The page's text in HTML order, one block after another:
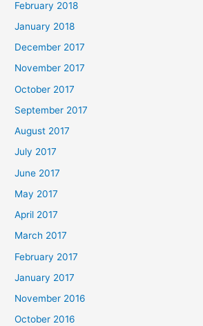
February 2018
January 2018
December 2017
November 2017
October 2017
September 2017
August 2017
July 2017
June 2017
May 2017
April 2017
March 2017
February 2017
January 2017
November 2016
October 2016